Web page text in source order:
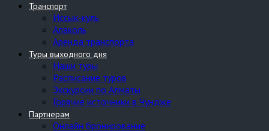
Транспорт
Иссык-куль
Алаколь
Аренда транспорта
Туры выходного дня
Наши туры
Расписание туров
Экскурсии по Алматы
Горячие источники в Чундже
Партнерам
Онлайн бронирование